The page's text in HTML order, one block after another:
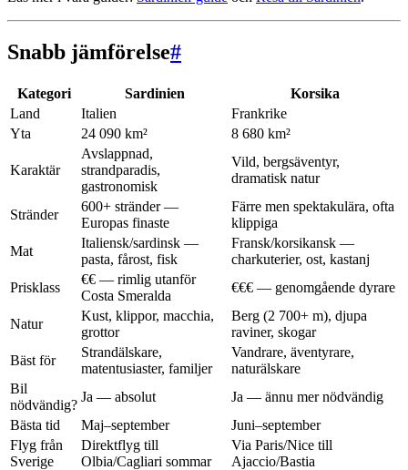
Snabb jämförelse#
Kategori Sardinien
Korsika
Land
Italien
Frankrike
Yta
24 090 km² 8 680 km²
Karaktär
Avslappnad,
strandparadis,
gastronomisk
Vild, bergsäventyr,
dramatisk natur
Stränder
600+ stränder —
Europas finaste
Färre men spektakulära, ofta
klippiga
Mat
Italiensk/sardinsk —
pasta, fårost, fisk
Fransk/korsikansk —
charkuterier, ost, kastanj
Prisklass
€€ — rimlig utanför
Costa Smeralda
€€€ — genomgående dyrare
Natur
Kust, klippor, macchia,
grottor
Berg (2 700+ m), djupa
raviner, skogar
Bäst för
Strandälskare,
matentusiaster, familjer
Vandrare, äventyrare,
naturälskare
Bil
nödvändig?
Ja — absolut
Ja — ännu mer nödvändig
Bästa tid
Maj–september
Juni–september
Flyg från
Sverige
Direktflyg till
Olbia/Cagliari sommar
Via Paris/Nice till
Ajaccio/Bastia